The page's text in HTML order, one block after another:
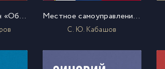
Федеральный закон «Об общих принципах организации местного самоуправления в Российской Федерации». Текст с изменениями и дополнениями на 2013 год Местное самоуправление в Российской Федерации. Учебное пособие
С. Ю. Кабашов